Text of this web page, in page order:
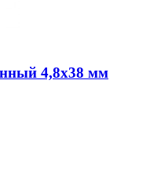
4,8x38 мм